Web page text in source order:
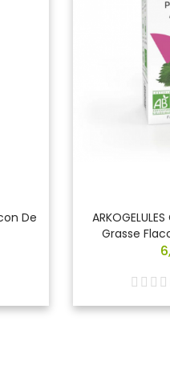
De
Grasse